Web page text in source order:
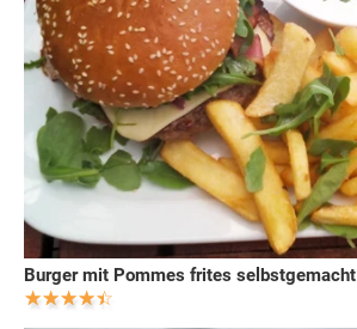
Burger mit Pommes frites selbstgemacht